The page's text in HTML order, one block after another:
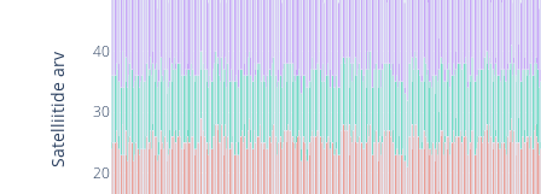
20
30
40
Satelliitide arv